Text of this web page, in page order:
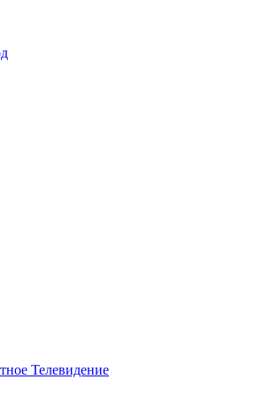
Телевидение